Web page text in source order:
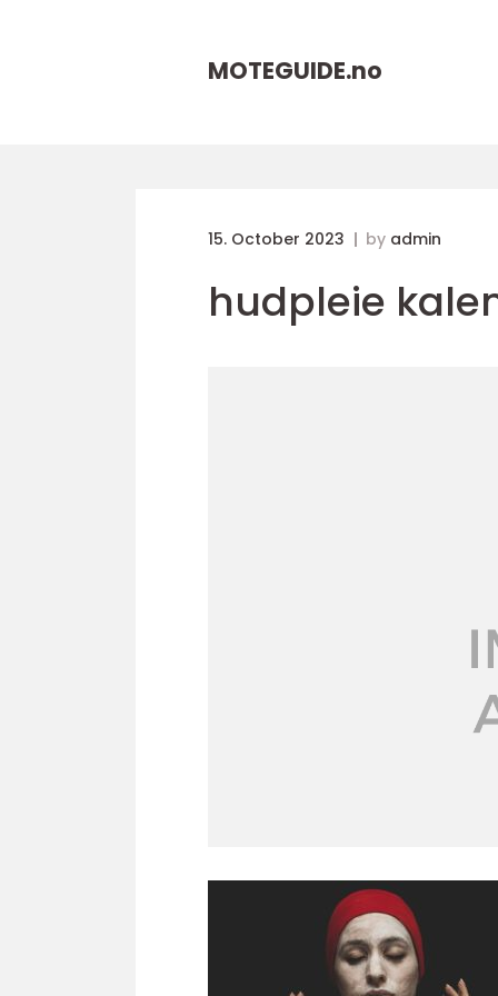
MOTEGUIDE.no
15. October 2023 by admin
hudpleie